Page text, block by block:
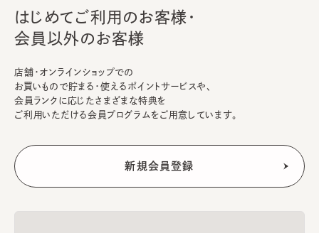
はじめてご利用のお客様・
会員以外のお客様
店舗・オンラインショップでの
お買いもので貯まる・使えるポイントサービスや、
会員ランクに応じたさまざまな特典を
ご利用いただける会員プログラムをご用意しています。